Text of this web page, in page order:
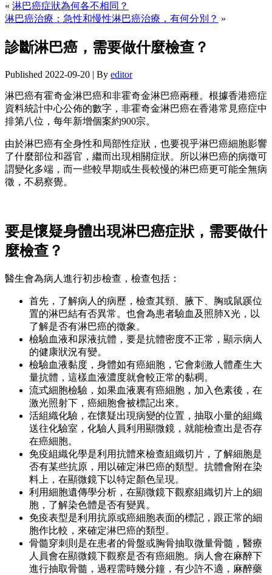
« 淋巴癌症狀為何各不相同？
淋巴癌治療：急性和慢性淋巴癌治療，有何分別？ »
診斷淋巴癌，需要做什麼檢查？
Published 2022-09-20 | By editor
淋巴癌有霍奇金淋巴癌和非霍奇金淋巴癌兩種。根據香港癌症
資料統計中心公佈的數字，非霍奇金淋巴癌在香港常見癌症中
排第八位，每年新增個案約900宗。
由於淋巴癌有全身性和局部性症狀，也要視乎淋巴癌細胞影響
了什麼部位和器官，繼而出現相關症狀。所以淋巴癌的病徵可
謂變化多端，而一些較早期或生長較慢的淋巴癌更可能全無病
徵，不易察覺。
要是懷疑身體出現淋巴癌症狀，需要做什
麼檢查？
醫生會為病人進行初步檢查，檢查包括：
首先，了解病人的病歷，檢查其頸、腋下、胸或鼠蹊位
置的淋巴結有否異常。也會為患者驗血及照肺X光，以
了解是否有淋巴癌的徵象。
檢驗血液和尿液抗體，要是抗體密度不正常，顯示病人
的健康狀況有變。
檢驗血液黏度，身體如有癌細胞，它會刺激人體產生大
量抗體，這樣血液濃度就會較正常的黏稠。
流式細胞檢驗，如果血液裏有癌細胞，加入色素後，在
激光照射下，癌細胞會被標記出來。
活組織化驗，在懷疑出現病變的位置，抽取小量的組織
送往化驗室，化驗人員利用顯微鏡，就能檢查出是否存
在癌細胞。
免疫組織化學是利用抗體來檢查組織切片，了解細胞是
否有某些抗原，用以確定淋巴癌的類型。抗體會附在染
料上，在顯微鏡下以特定顏色呈現。
利用細胞遺傳學分析，在顯微鏡下觀察組織切片上的細
胞，了解染色體是否有變異。
免疫表型是利用抗原或癌細胞表面的標記，跟正常的細
胞作比較，來確定淋巴癌的類型。
骨髓穿刺則是在患者的骨盤或胸骨抽取微量骨髓，醫療
人員會在顯微鏡下觀察是否有癌細胞。病人會在麻醉下
進行抽取骨髓，過程需時幾分鐘，有少許不適，麻醉藥